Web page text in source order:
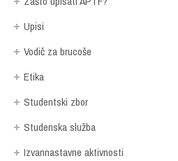
Upisi
Vodič za brucoše
Etika
Studentski zbor
Studenska služba
Izvannastavne aktivnosti